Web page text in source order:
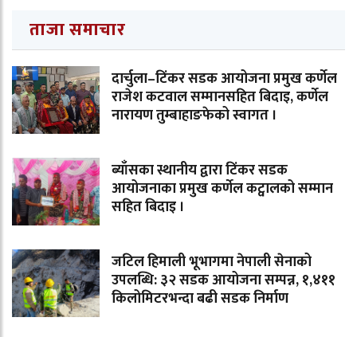
ताजा समाचार
दार्चुला–टिंकर सडक आयोजना प्रमुख कर्णेल
राजेश कटवाल सम्मानसहित बिदाइ, कर्णेल
नारायण तुम्बाहाङफेको स्वागत ।
ब्याँसका स्थानीय द्वारा टिंकर सडक
आयोजनाका प्रमुख कर्णेल कट्वालको सम्मान
सहित बिदाइ ।
जटिल हिमाली भूभागमा नेपाली सेनाको
उपलब्धि: ३२ सडक आयोजना सम्पन्न, १,४११
किलोमिटरभन्दा बढी सडक निर्माण